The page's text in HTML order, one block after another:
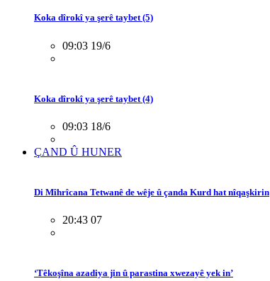
Koka dîrokî ya şerê taybet (5)
09:03 19/6
Koka dîrokî ya şerê taybet (4)
09:03 18/6
ÇAND Û HUNER
Di Mîhrîcana Tetwanê de wêje û çanda Kurd hat nîqaşkirin
20:43 07
‘Têkoşîna azadiya jin û parastina xwezayê yek in’